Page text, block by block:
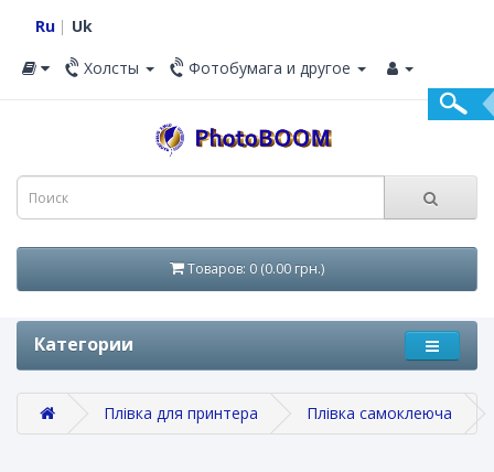
Ru
Uk
Холсты
Фотобумага и другое
Товаров: 0 (0.00 грн.)
Категории
Плівка для принтера Плівка самоклеюча